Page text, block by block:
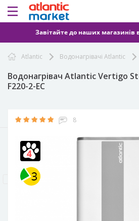
Завітайте до наших магазинів
Atlantic Водонагрівачі Atlantic
Водонагрівач Atlantic Vertigo
F220-2-EC
8